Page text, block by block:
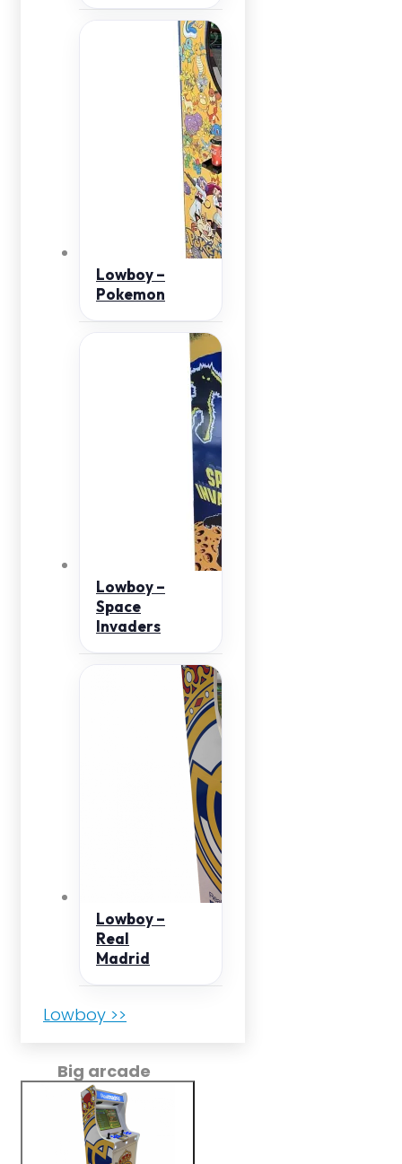
Lowboy –
Pokemon
Lowboy –
Space
Invaders
Lowboy –
Real
Madrid
Lowboy >>
Big arcade